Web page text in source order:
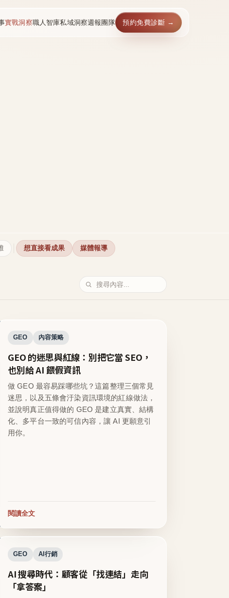
實戰洞察職人智庫私域洞察週報團隊 預約免費診斷 →
想直接看成果 媒體報導
GEO 內容策略
GEO 的迷思與紅線：別把它當 SEO，
也別給 AI 餵假資訊
做 GEO 最容易踩哪些坑？這篇整理三個常見
迷思，以及五條會汙染資訊環境的紅線做法，
並說明真正值得做的 GEO 是建立真實、結構
化、多平台一致的可信內容，讓 AI 更願意引
用你。
閱讀全文
GEO AI行銷
AI 搜尋時代：顧客從「找連結」走向
「拿答案」